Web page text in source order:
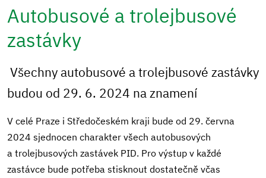
Autobusové a trolejbusové
zastávky
Všechny autobusové a trolejbusové zastávky
budou od 29. 6. 2024 na znamení
V celé Praze i Středočeském kraji bude od 29. června
2024 sjednocen charakter všech autobusových
a trolejbusových zastávek PID. Pro výstup v každé
zastávce bude potřeba stisknout dostatečně včas